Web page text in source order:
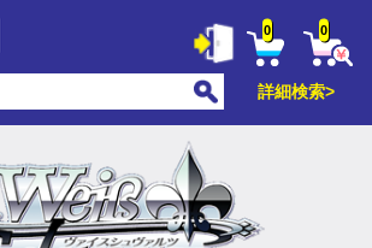
0 0
詳細検索>